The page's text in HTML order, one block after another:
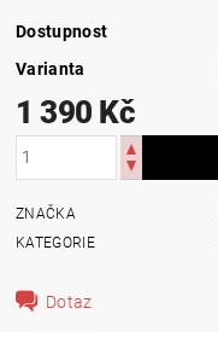
Dostupnost
Varianta
1 390 Kč
ZNAČKA
KATEGORIE
Dotaz